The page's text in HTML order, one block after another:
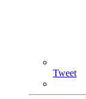
Tweet